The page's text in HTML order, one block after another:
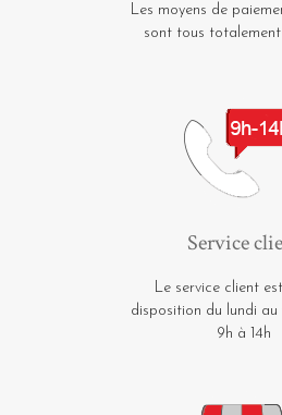
Les moyens de
sont tous totalement
Service
Le service client
disposition du lundi au
9h à 14h